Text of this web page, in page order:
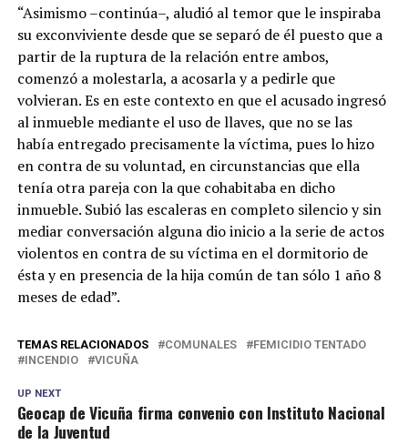
“Asimismo –continúa–, aludió al temor que le inspiraba
su exconviviente desde que se separó de él puesto que a
partir de la ruptura de la relación entre ambos,
comenzó a molestarla, a acosarla y a pedirle que
volvieran. Es en este contexto en que el acusado ingresó
al inmueble mediante el uso de llaves, que no se las
había entregado precisamente la víctima, pues lo hizo
en contra de su voluntad, en circunstancias que ella
tenía otra pareja con la que cohabitaba en dicho
inmueble. Subió las escaleras en completo silencio y sin
mediar conversación alguna dio inicio a la serie de actos
violentos en contra de su víctima en el dormitorio de
ésta y en presencia de la hija común de tan sólo 1 año 8
meses de edad”.
TEMAS RELACIONADOS COMUNALES
FEMICIDIO TENTADO
INCENDIO
VICUÑA
UP NEXT
Geocap de Vicuña firma convenio con Instituto Nacional
de la Juventud